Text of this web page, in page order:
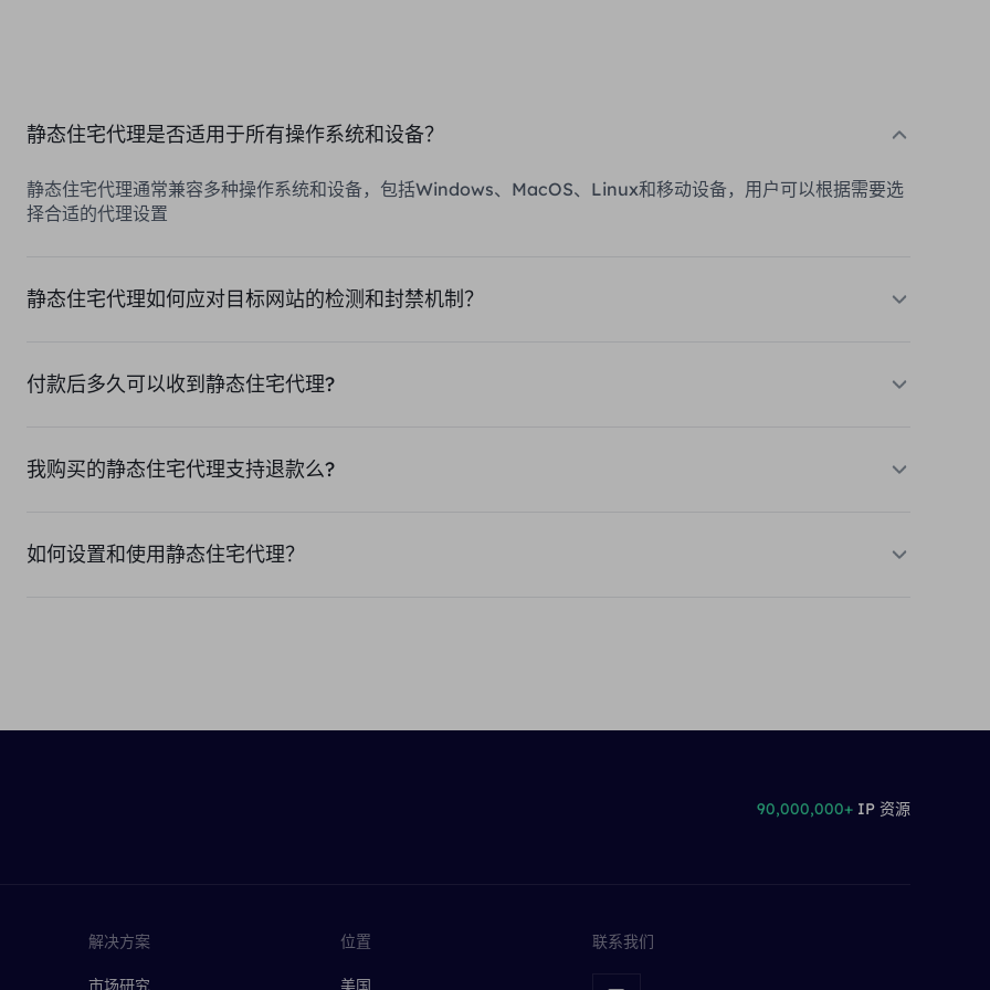
静态住宅代理是否适用于所有操作系统和设备？
静态住宅代理通常兼容多种操作系统和设备，包括Windows、MacOS、Linux和移动设备，用户可以根据需要选
择合适的代理设置
静态住宅代理如何应对目标网站的检测和封禁机制？
付款后多久可以收到静态住宅代理?
我购买的静态住宅代理支持退款么?
如何设置和使用静态住宅代理？
90,000,000+ IP 资源
解决方案
市场研究
位置
美国
联系我们